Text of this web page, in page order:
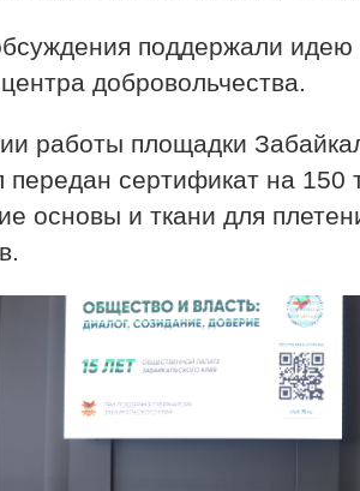
поддержали идею
добровольчества.
работы площадки
передан сертификат на 150
основы и ткани для